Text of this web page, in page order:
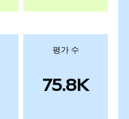
평가 수
75.8K